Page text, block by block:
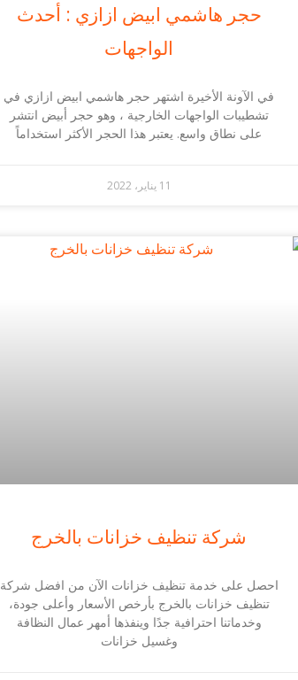
حجر هاشمي ابيض ازازي : أحدث
الواجهات
في الآونة الأخيرة اشتهر حجر هاشمي ابيض ازازي في
تشطيبات الواجهات الخارجية ، وهو حجر أبيض انتشر
على نطاق واسع. يعتبر هذا الحجر الأكثر استخداماً
11 يناير، 2022
شركة تنظيف خزانات بالخرج
احصل على خدمة تنظيف خزانات الآن من افضل شركة
تنظيف خزانات بالخرج بأرخص الأسعار وأعلى جودة،
وخدماتنا احترافية جدًا وينفذها أمهر عمال النظافة
وغسيل خزانات